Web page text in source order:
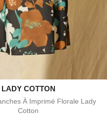
Aperçu rapide
LADY COTTON
À Imprimé Florale Lady
Cotton